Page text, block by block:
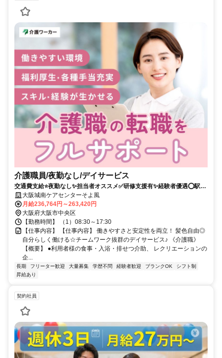
介護職員/夜勤なし/デイサービス
交通費支給⭐️夜勤なし✨担当者オススメ✅️研修支援有✨経験者優遇⭕️駅チ
カ 大阪城南ケアセンターそよ風
月給236,764円～263,420円
大阪府大阪市中央区
【勤務時間】 （1）08:30～17:30
【仕事内容】 【仕事内容】 働きやすさと安定性を両立！ 髪色自由◎
自分らしく働ける☆チームワーク抜群のデイサービス♪ 《介護職》
【概要】 ●利用者様の食事・入浴・排せつ介助、 レクリエーションの
企...
長期 フリーター歓迎 大量募集 学歴不問 経験者歓迎 ブランクOK
シフト制
昇給あり
契約社員